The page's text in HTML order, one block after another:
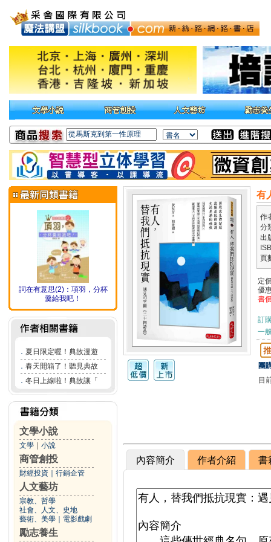
詞在有意思(2)：項羽，分杯
羹給我吧！
． 夏日限定喔！典故漫遊
． 春天開箱了！聽見典故
． 冬日上線啦！典故讓「
文學小說
文學 小說
商管創投
財經投資 行銷企管
人文藝坊
宗教、哲學
社會、人文、史地
藝術、美學
電影戲劇
勵志養生
有
作
分
出
頁
定
優
書
訂
一
團
目
內容簡介 作者介紹 書